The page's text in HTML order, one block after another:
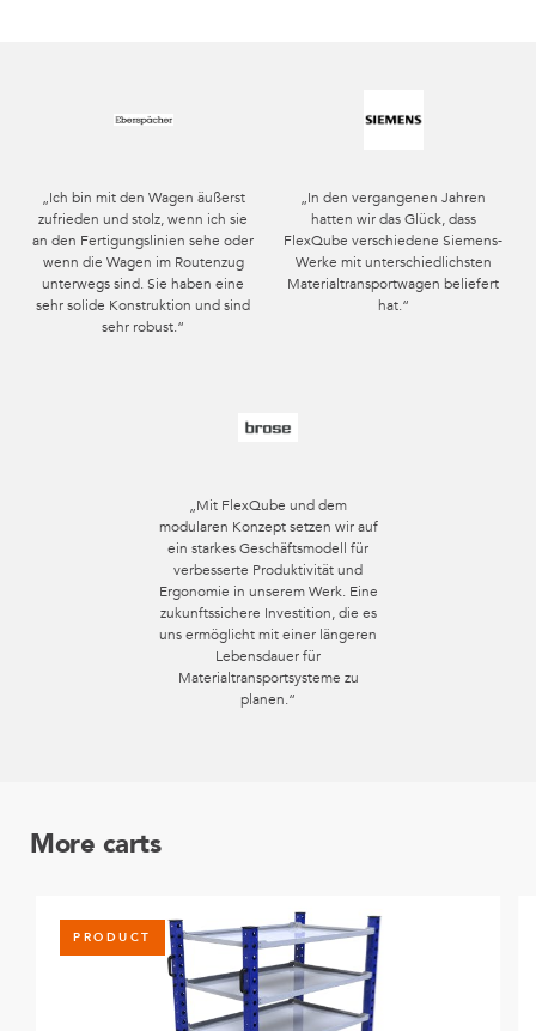
„Ich bin mit den Wagen äußerst
zufrieden und stolz, wenn ich sie
an den Fertigungslinien sehe oder
wenn die Wagen im Routenzug
unterwegs sind. Sie haben eine
sehr solide Konstruktion und sind
sehr robust.“
„In den vergangenen Jahren
hatten wir das Glück, dass
FlexQube verschiedene Siemens-
Werke mit unterschiedlichsten
Materialtransportwagen beliefert
hat.“
„Mit FlexQube und dem
modularen Konzept setzen wir auf
ein starkes Geschäftsmodell für
verbesserte Produktivität und
Ergonomie in unserem Werk. Eine
zukunftssichere Investition, die es
uns ermöglicht mit einer längeren
Lebensdauer für
Materialtransportsysteme zu
planen.“
More carts
PRODUCT